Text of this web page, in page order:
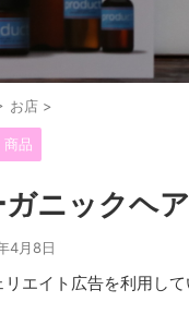
お店 >
商品
ガニックヘ
4月8日
エイト広告を利用して